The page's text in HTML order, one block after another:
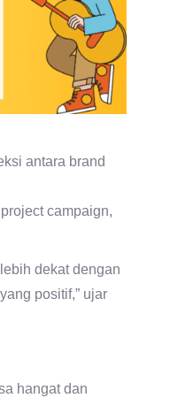
antara brand
campaign,
dekat dengan
positif,” ujar
hangat dan